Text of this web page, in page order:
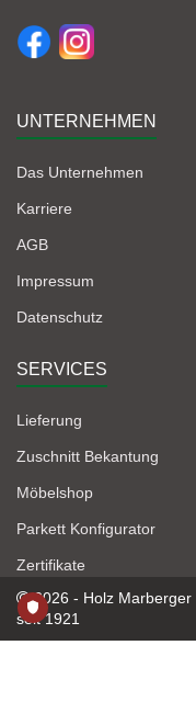
UNTERNEHMEN
Das Unternehmen
Karriere
AGB
Impressum
Datenschutz
SERVICES
Lieferung
Zuschnitt Bekantung
Möbelshop
Parkett Konfigurator
Zertifikate
2026 - Holz
seit 1921